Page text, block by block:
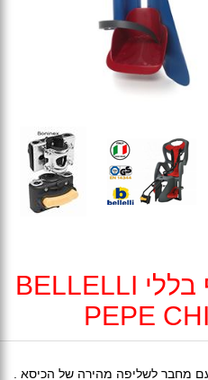
כסא תינוק נשלף בללי BELLELLI
PEPE
מחבר לשליפה מהירה של הכיסא .